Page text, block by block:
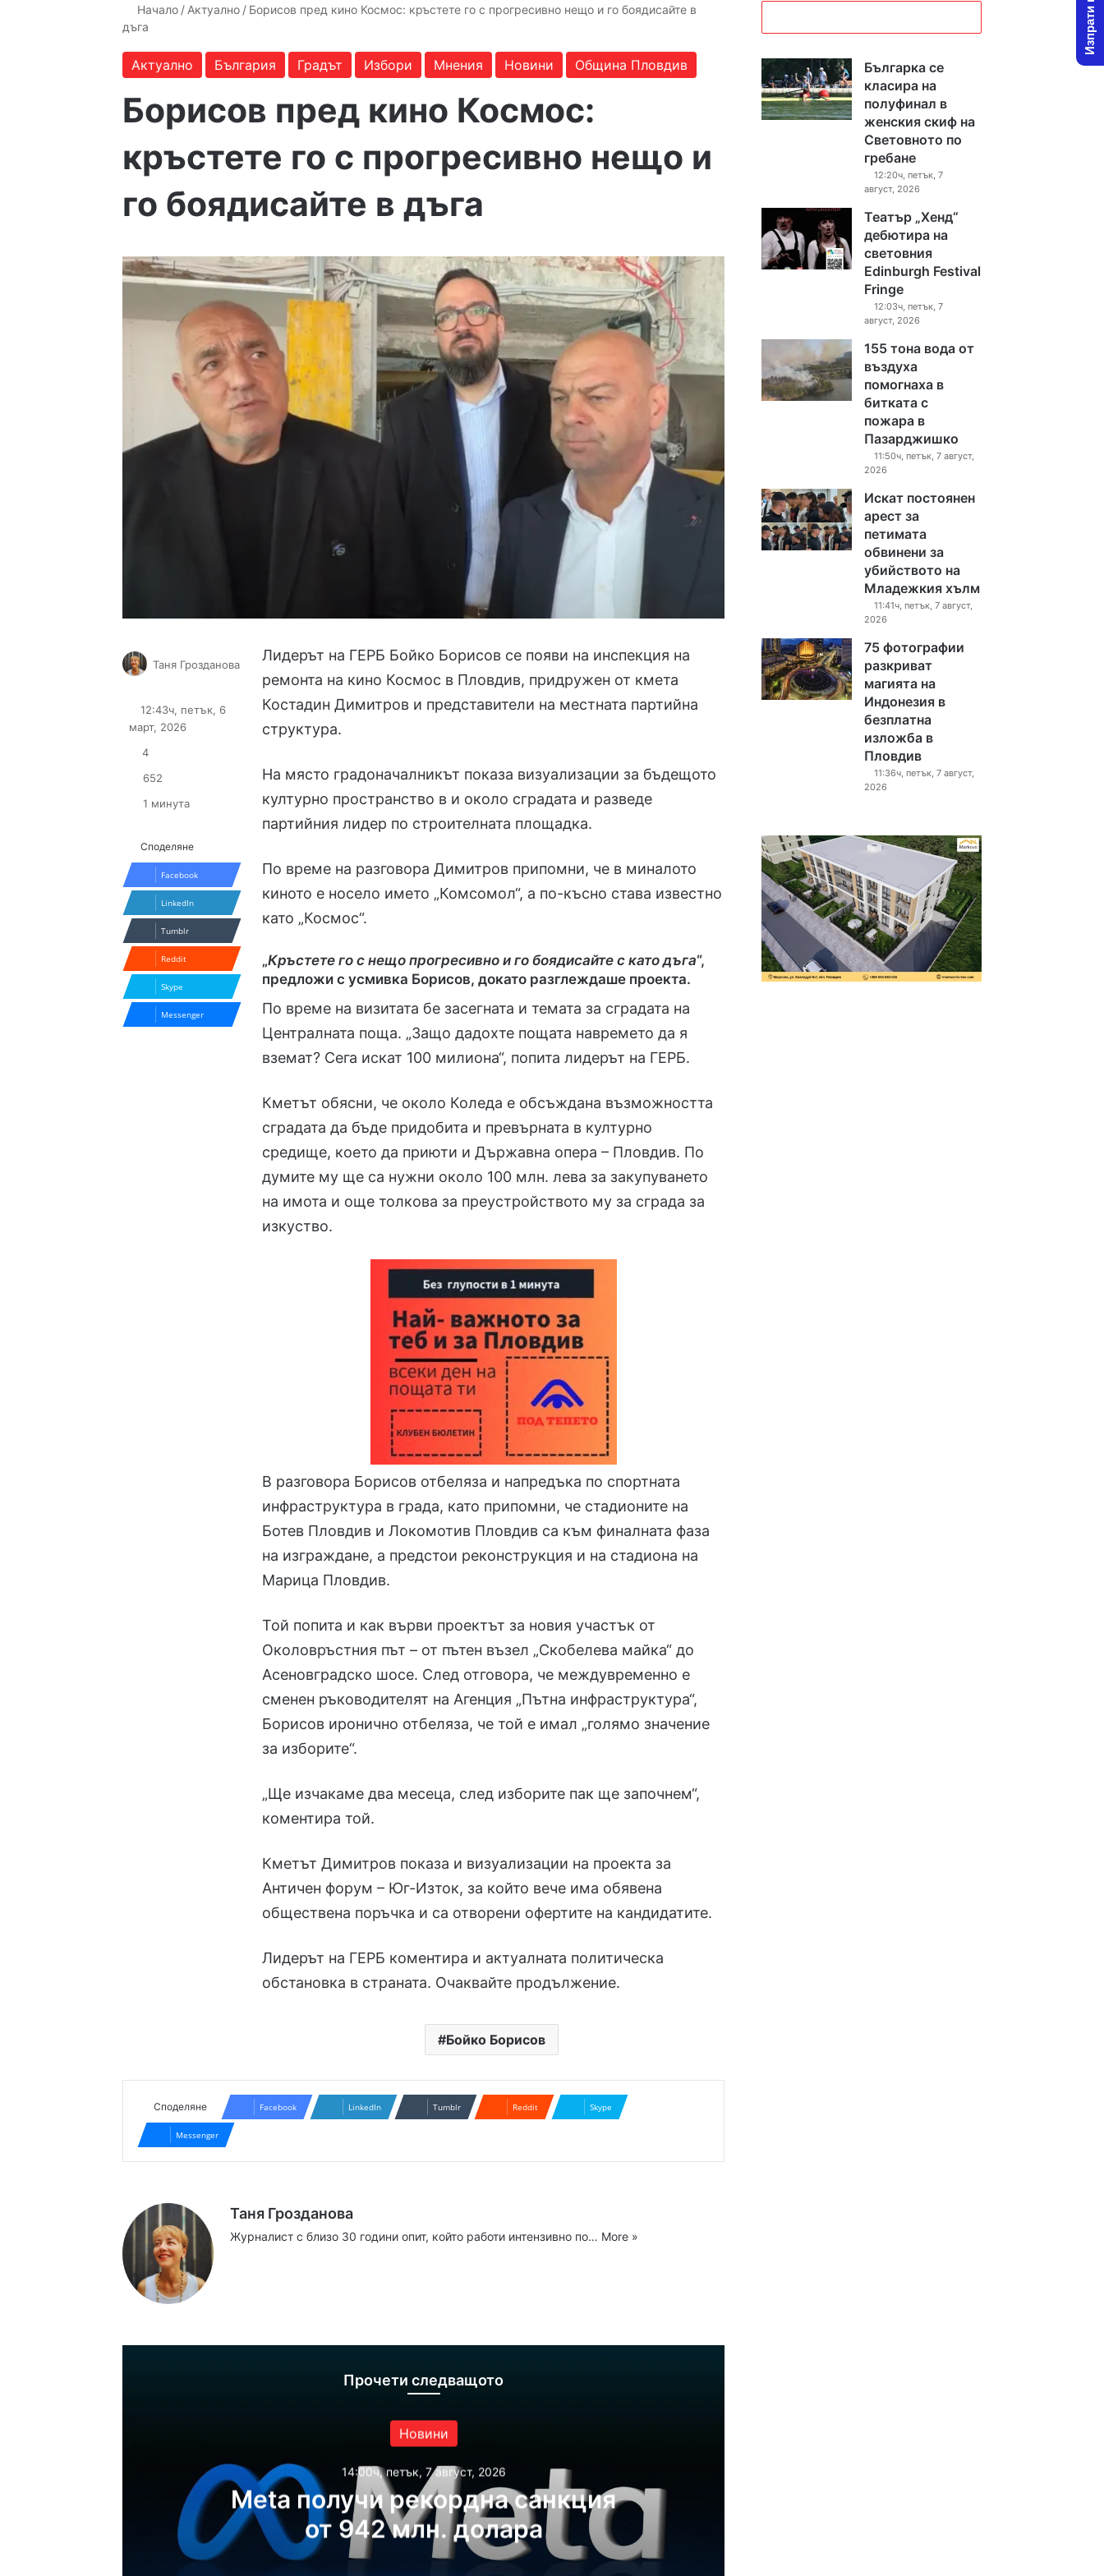
Начало / Актуално / Борисов пред кино Космос: кръстете го с прогресивно нещо и го боядисайте в
дъга
Актуално България Градът Избори Мнения Новини Община Пловдив
Борисов пред кино Космос:
кръстете го с прогресивно нещо и
го боядисайте в дъга
Лидерът на ГЕРБ Бойко Борисов се появи на инспекция на
ремонта на кино Космос в Пловдив, придружен от кмета
Костадин Димитров и представители на местната партийна
структура.
На място градоначалникът показа визуализации за бъдещото
културно пространство в и около сградата и разведе
партийния лидер по строителната площадка.
По време на разговора Димитров припомни, че в миналото
киното е носело името „Комсомол“, а по-късно става известно
като „Космос“.
„Кръстете го с нещо прогресивно и го боядисайте с като дъга“,
предложи с усмивка Борисов, докато разглеждаше проекта.
По време на визитата бе засегната и темата за сградата на
Централната поща. „Защо дадохте пощата навремето да я
вземат? Сега искат 100 милиона“, попита лидерът на ГЕРБ.
Кметът обясни, че около Коледа е обсъждана възможността
сградата да бъде придобита и превърната в културно
средище, което да приюти и Държавна опера – Пловдив. По
думите му ще са нужни около 100 млн. лева за закупуването
на имота и още толкова за преустройството му за сграда за
изкуство.
В разговора Борисов отбеляза и напредъка по спортната
инфраструктура в града, като припомни, че стадионите на
Ботев Пловдив и Локомотив Пловдив са към финалната фаза
на изграждане, а предстои реконструкция и на стадиона на
Марица Пловдив.
Той попита и как върви проектът за новия участък от
Околовръстния път – от пътен възел „Скобелева майка“ до
Асеновградско шосе. След отговора, че междувременно е
сменен ръководителят на Агенция „Пътна инфраструктура“,
Борисов иронично отбеляза, че той е имал „голямо значение
за изборите“.
„Ще изчакаме два месеца, след изборите пак ще започнем“,
коментира той.
Кметът Димитров показа и визуализации на проекта за
Античен форум – Юг-Изток, за който вече има обявена
обществена поръчка и са отворени офертите на кандидатите.
Лидерът на ГЕРБ коментира и актуалната политическа
обстановка в страната. Очаквайте продължение.
Бойко Борисов
Таня Грозданова
email
12:43ч, петък, 6
март, 2026
4
652
1 минута
Споделяне
Facebook
LinkedIn
Tumblr
Reddit
Skype
Messenger
Споделяне Facebook LinkedIn Tumblr Reddit Skype
Messenger
Таня Грозданова
Журналист с близо 30 години опит, който работи интензивно по… More »
Прочети следващото
Новини
14:00ч, петък, 7 август, 2026
Meta получи рекордна санкция
от 942 млн. долара
Българка се
класира на
полуфинал в
женския скиф на
Световното по
гребане
12:20ч, петък, 7
август, 2026
Театър „Хенд“
дебютира на
световния
Edinburgh Festival
Fringe
12:03ч, петък, 7
август, 2026
155 тона вода от
въздуха
помогнаха в
битката с
пожара в
Пазарджишко
11:50ч, петък, 7 август,
2026
Искат постоянен
арест за
петимата
обвинени за
убийството на
Младежкия хълм
11:41ч, петък, 7 август,
2026
75 фотографии
разкриват
магията на
Индонезия в
безплатна
изложба в
Пловдив
11:36ч, петък, 7 август,
2026